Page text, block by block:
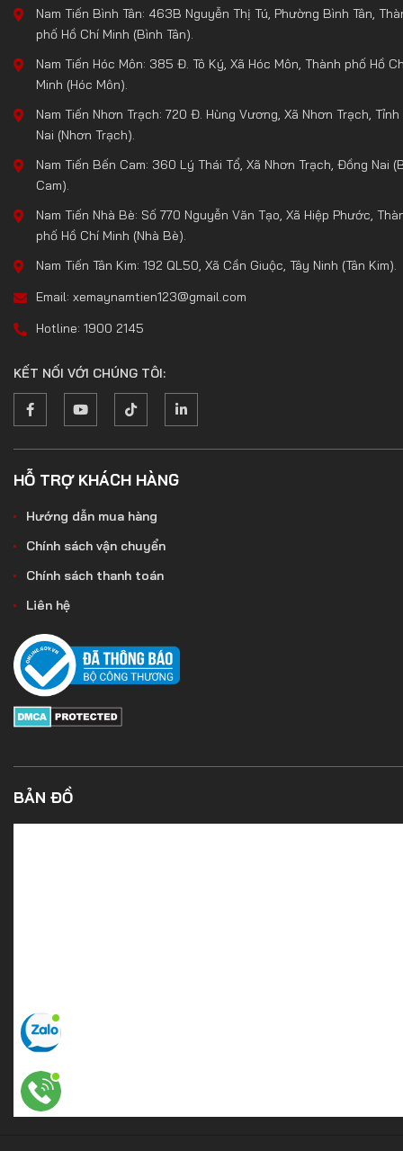
Nam Tiến Bình Tân: 463B Nguyễn Thị Tú, Phường Bình Tân,
phố Hồ Chí Minh (Bình Tân).
Nam Tiến Hóc Môn: 385 Đ. Tô Ký, Xã Hóc Môn, Thành phố Hồ
Minh (Hóc Môn).
Nam Tiến Nhơn Trạch: 720 Đ. Hùng Vương, Xã Nhơn Trạch,
Nai (Nhơn Trạch).
Nam Tiến Bến Cam: 360 Lý Thái Tổ, Xã Nhơn Trạch, Đồng Nai
Cam).
Nam Tiến Nhà Bè: Số 770 Nguyễn Văn Tạo, Xã Hiệp Phước,
phố Hồ Chí Minh (Nhà Bè).
Nam Tiến Tân Kim: 192 QL50, Xã Cần Giuộc, Tây Ninh (Tân Kim).
Email: xemaynamtien123@gmail.com
Hotline: 1900 2145
KẾT NỐI VỚI CHÚNG TÔI:
HỖ TRỢ KHÁCH HÀNG
Hướng dẫn mua hàng
Chính sách vận chuyển
Chính sách thanh toán
Liên hệ
BẢN ĐỒ